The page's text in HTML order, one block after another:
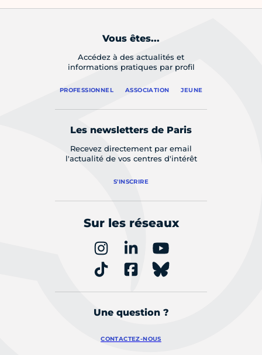
Vous êtes...
Accédez à des actualités et
informations pratiques par profil
PROFESSIONNEL ASSOCIATION JEUNE
Les newsletters de Paris
Recevez directement par email
l'actualité de vos centres d'intérêt
S'INSCRIRE
Sur les réseaux
Une question ?
CONTACTEZ-NOUS